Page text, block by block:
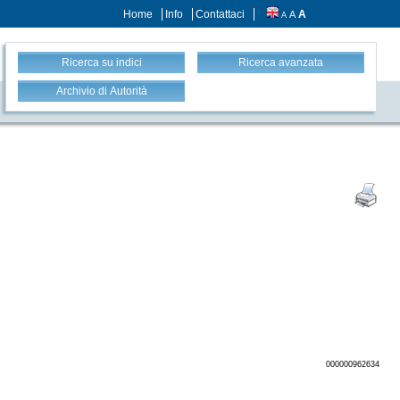
Home Info Contattaci A A A
Ricerca su indici Ricerca avanzata
Archivio di Autorità